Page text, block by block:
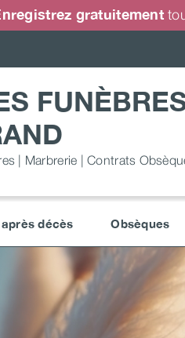
gratuitement
| Marbrerie | Contrats
décès Obsèques